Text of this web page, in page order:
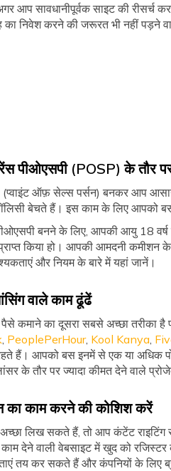
आप सावधानीपूर्वक साइट की
का निवेश करने की जरूरत भी नहीं पड़ने
पीओएसपी (POSP) के तौर
(प्वाइंट ऑफ़ सेल्स पर्सन) बनकर आप
बेचते हैं। इस काम के लिए
बनने के लिए, आपकी आयु 18
किया हो। आपकी आमदनी
और नियम के बारे में यहां जानें।
वाले काम ढूंढें
कमाने का दूसरा सबसे अच्छा तरीका है
PeoplePerHour, Kool Kanya
हैं। आपको बस इनमें से एक या अधिक
के तौर पर ज्यादा कीमत देने वाले
काम करने की कोशिश करें
लिख सकते हैं, तो आप कंटेंट
देने वाली वेबसाइट में खुद को
तय कर सकते हैं और कंपनियों के लिए